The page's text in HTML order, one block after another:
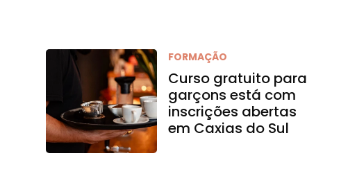
FORMAÇÃO
Curso gratuito para
garçons está com
inscrições abertas
em Caxias do Sul